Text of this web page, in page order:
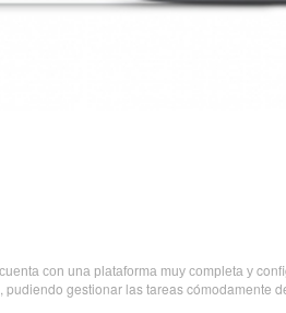
con una plataforma muy completa y
pudiendo gestionar las tareas cómodamente